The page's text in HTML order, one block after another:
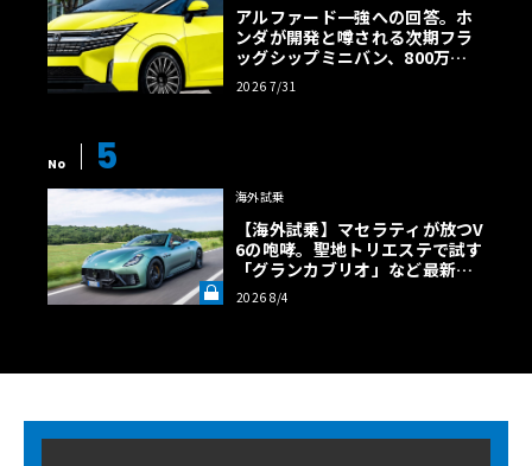
アルファード一強への回答。ホ
ンダが開発と噂される次期フラ
ッグシップミニバン、800万円
超の勝算【予想CG】
2026 7/31
No 5
海外試乗
【海外試乗】マセラティが放つV
6の咆哮。聖地トリエステで試す
「グランカブリオ」など最新ト
ロフェオ3台の官能評価《LE VO
LANT LAB》
2026 8/4